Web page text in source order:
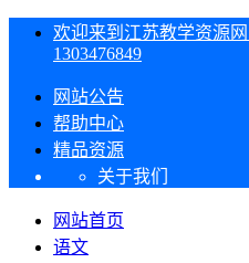
欢迎来到江苏教学资源
1303476849
网站公告
帮助中心
精品资源
关于我们
网站首页
语文